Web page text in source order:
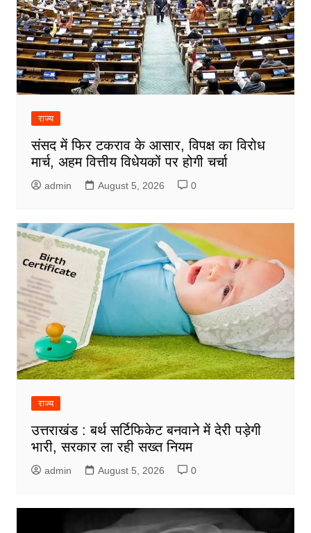
राज्य
संसद में फिर टकराव के आसार, विपक्ष का विरोध
मार्च, अहम वित्तीय विधेयकों पर होगी चर्चा
admin August 5, 2026 0
राज्य
उत्तराखंड : बर्थ सर्टिफिकेट बनवाने में देरी पड़ेगी
भारी, सरकार ला रही सख्त नियम
admin August 5, 2026 0